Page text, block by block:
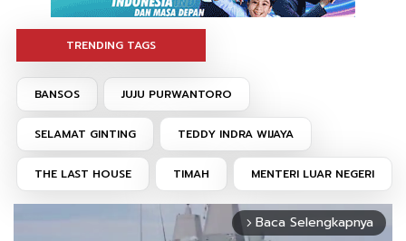
TRENDING TAGS
BANSOS JUJU PURWANTORO
SELAMAT GINTING TEDDY INDRA WIJAYA
THE LAST HOUSE TIMAH MENTERI LUAR NEGERI
arrow_forward_ios Baca Selengkapnya